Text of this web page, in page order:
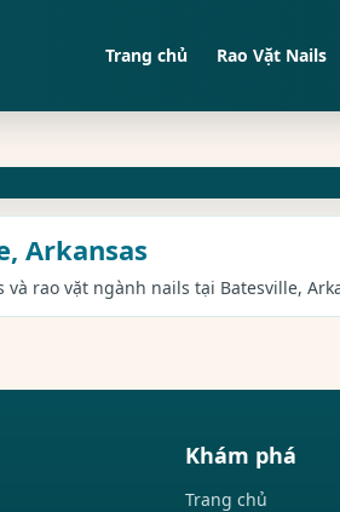
Trang chủ Rao Vặt Nails
Arkansas
rao vặt ngành nails tại Batesville,
Khám phá
Trang chủ